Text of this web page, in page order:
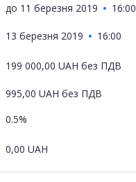
до 11 березня 2019 16:00
13 березня 2019 16:00
199 000,00 UAH без ПДВ
995,00 UAH без ПДВ
0.5%
0,00 UAH